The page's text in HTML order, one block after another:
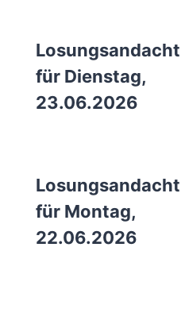
Losungsandacht
für Dienstag,
23.06.2026
Losungsandacht
für Montag,
22.06.2026